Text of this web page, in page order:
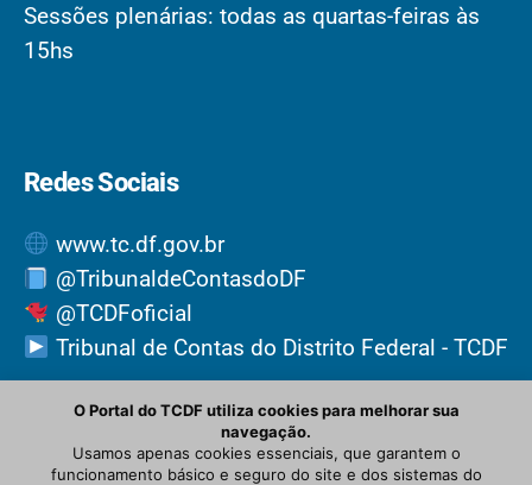
Sessões plenárias: todas as quartas-feiras às
15hs
Redes Sociais
www.tc.df.gov.br
@TribunaldeContasdoDF
@TCDFoficial
Tribunal de Contas do Distrito Federal - TCDF
O Portal do TCDF utiliza cookies para melhorar sua
navegação.
Usamos apenas cookies essenciais, que garantem o
funcionamento básico e seguro do site e dos sistemas do